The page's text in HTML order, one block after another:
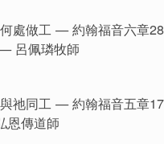
處做工 — 約翰福音六章28-
呂佩璘牧師
祂同工 — 約翰福音五章
傳道師